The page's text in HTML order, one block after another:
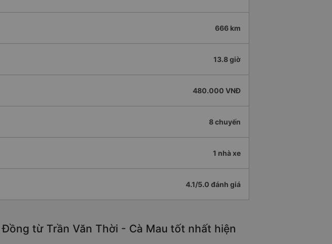
666 km
13.8 giờ
480.000 VNĐ
8 chuyến
1 nhà xe
4.1/5.0 đánh giá
từ Trần Văn Thời - Cà Mau tốt nhất hiện